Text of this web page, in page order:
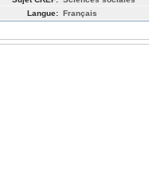
Langue: Français